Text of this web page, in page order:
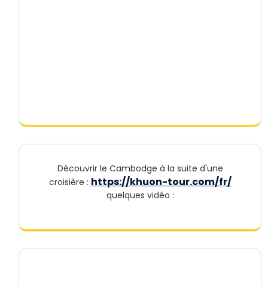
Découvrir le Cambodge à la suite d'une
croisière : https://khuon-tour.com/fr/
quelques vidéo :